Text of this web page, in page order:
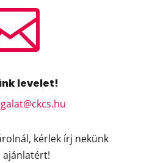
levelet!
kérlek írj nekünk
ajánlatért!